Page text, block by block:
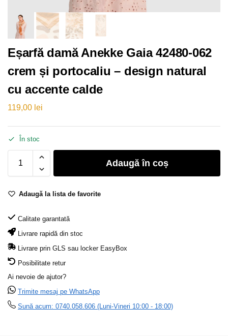
Eșarfă damă Anekke Gaia 42480-062
crem și portocaliu – design natural
cu accente calde
119,00 lei
În stoc
Adaugă în coș
Adaugă la lista de favorite
Calitate garantată
Livrare rapidă din stoc
Livrare prin GLS sau locker EasyBox
Posibilitate retur
Ai nevoie de ajutor?
Trimite mesaj pe WhatsApp
Sună acum: 0740.058.606 (Luni-Vineri 10:00 - 18:00)